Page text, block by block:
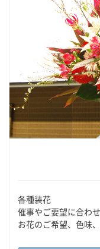
各種装花
催事やご要望に合わ
お花のご希望、色味